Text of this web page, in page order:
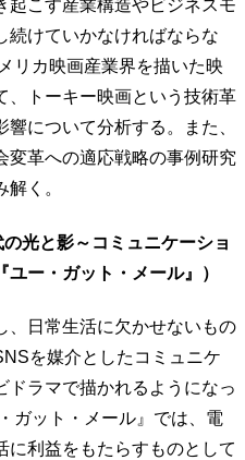
起こす産業構造やビジネスモ
続けていかなければならな
リカ映画産業界を描いた映
、トーキー映画という技術革
について分析する。また、
変革への適応戦略の事例研究
く。
光と影～コミュニケーショ
ー・ガット・メール』）
日常生活に欠かせないもの
を媒介としたコミュニケ
ドラマで描かれるようになっ
ガット・メール』では、電
に利益をもたらすものとして